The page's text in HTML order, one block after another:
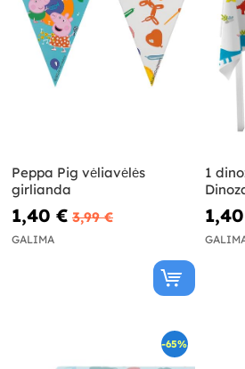
Peppa Pig vėliavėlės
girlianda
1,40 € 3,99 €
GALIMA
1
-65%